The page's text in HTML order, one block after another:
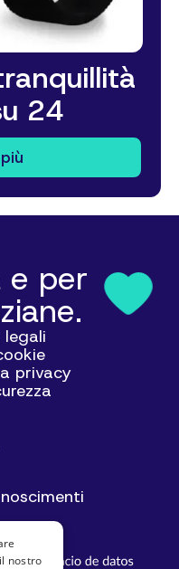
24
e per
legali
privacy
nostro